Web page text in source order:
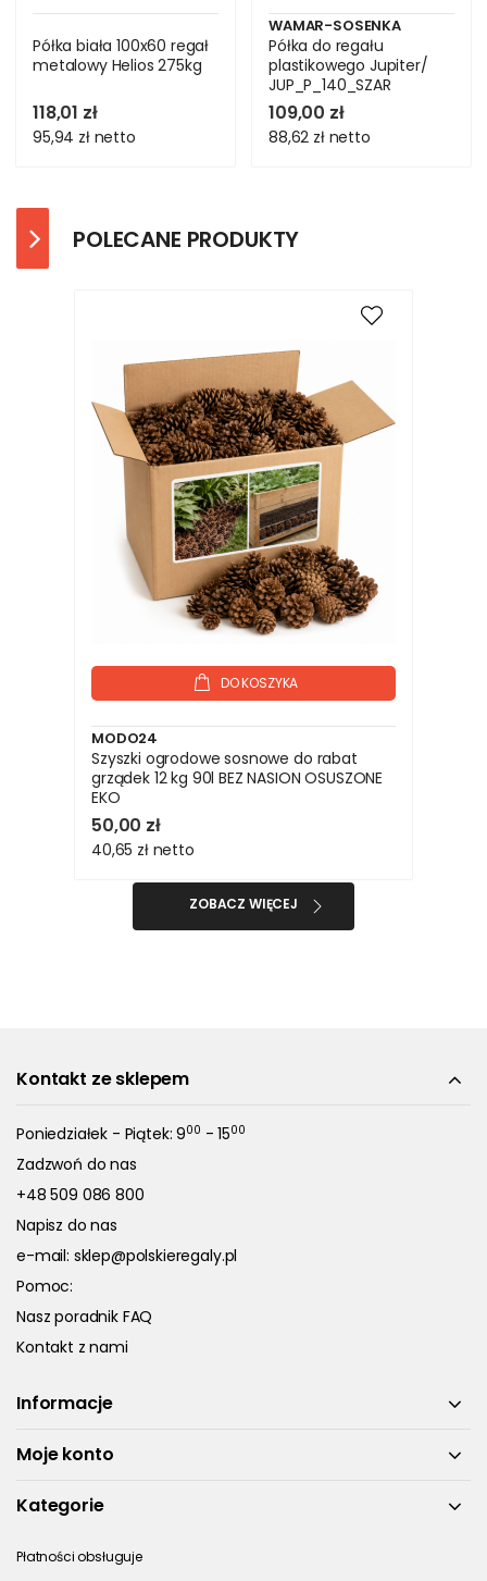
Półka biała 100x60 regał
metalowy Helios 275kg
118,01 zł
95,94 zł netto
WAMAR-SOSENKA
Półka do regału
plastikowego Jupiter/
JUP_P_140_SZAR
109,00 zł
88,62 zł netto
POLECANE PRODUKTY
DO KOSZYKA
MODO24
Szyszki ogrodowe sosnowe do rabat
grządek 12 kg 90l BEZ NASION OSUSZONE
EKO
50,00 zł
40,65 zł netto
ZOBACZ WIĘCEJ
Kontakt ze sklepem
Poniedziałek - Piątek: 900 - 1500
Zadzwoń do nas
+48 509 086 800
Napisz do nas
e-mail: sklep@polskieregaly.pl
Pomoc:
Nasz poradnik FAQ
Kontakt z nami
Informacje
Moje konto
Kategorie
Płatności obsługuje